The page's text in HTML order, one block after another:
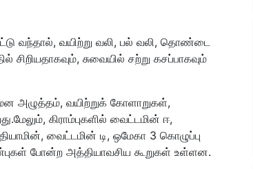
வந்தால், வயிற்று வலி, பல் வலி, தொண்டை
சிறியதாகவும், சுவையில் சற்று கசப்பாகவும்
அழுத்தம், வயிற்றுக் கோளாறுகள்,
கிராம்புகளில் வைட்டமின் ஈ,
வைட்டமின் டி, ஒமேகா 3 கொழுப்பு
போன்ற அத்தியாவசிய கூறுகள் உள்ளன.